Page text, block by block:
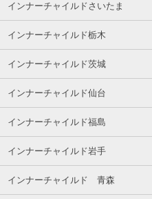
インナーチャイルドさいたま
インナーチャイルド栃木
インナーチャイルド茨城
インナーチャイルド仙台
インナーチャイルド福島
インナーチャイルド岩手
インナーチャイルド 青森